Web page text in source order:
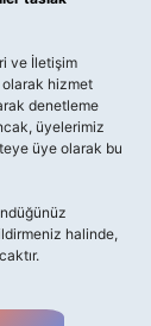
ve İletişim
olarak hizmet
denetleme
üyelerimiz
üye olarak bu
halinde,